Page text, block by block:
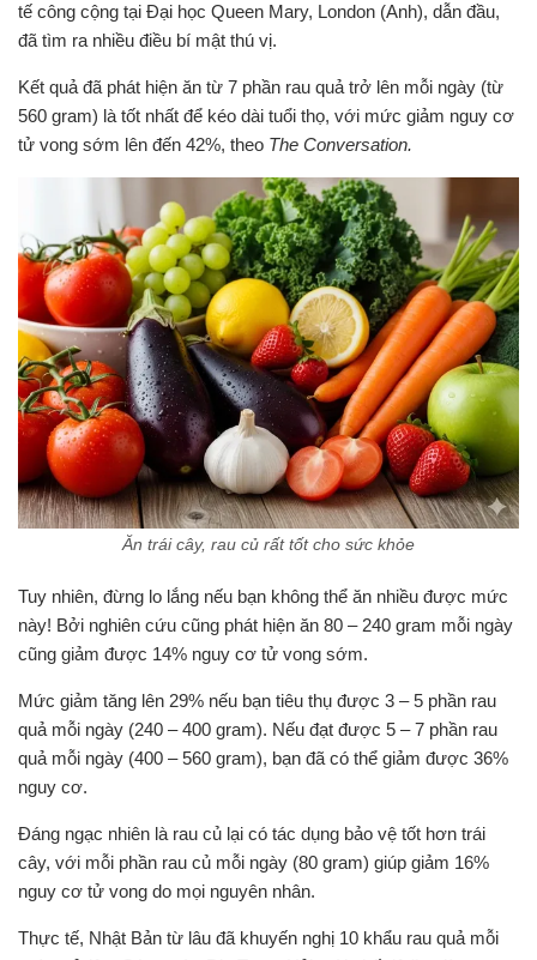
tế công cộng tại Đại học Queen Mary, London (Anh), dẫn đầu,
đã tìm ra nhiều điều bí mật thú vị.
Kết quả đã phát hiện ăn từ 7 phần rau quả trở lên mỗi ngày (từ
560 gram) là tốt nhất để kéo dài tuổi thọ, với mức giảm nguy cơ
tử vong sớm lên đến 42%, theo The Conversation.
Ăn trái cây, rau củ rất tốt cho sức khỏe
Tuy nhiên, đừng lo lắng nếu bạn không thể ăn nhiều được mức
này! Bởi nghiên cứu cũng phát hiện ăn 80 – 240 gram mỗi ngày
cũng giảm được 14% nguy cơ tử vong sớm.
Mức giảm tăng lên 29% nếu bạn tiêu thụ được 3 – 5 phần rau
quả mỗi ngày (240 – 400 gram). Nếu đạt được 5 – 7 phần rau
quả mỗi ngày (400 – 560 gram), bạn đã có thể giảm được 36%
nguy cơ.
Đáng ngạc nhiên là rau củ lại có tác dụng bảo vệ tốt hơn trái
cây, với mỗi phần rau củ mỗi ngày (80 gram) giúp giảm 16%
nguy cơ tử vong do mọi nguyên nhân.
Thực tế, Nhật Bản từ lâu đã khuyến nghị 10 khẩu rau quả mỗi